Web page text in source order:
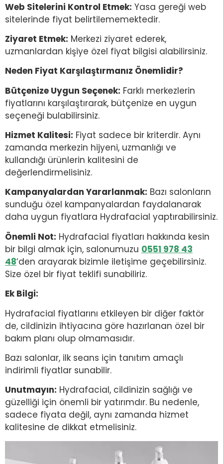
Web Sitelerini Kontrol Etmek: Yasa gereği web
sitelerinde fiyat belirtilememektedir.
Ziyaret Etmek: Merkezi ziyaret ederek,
uzmanlardan kişiye özel fiyat bilgisi alabilirsiniz.
Neden Fiyat Karşılaştırmanız Önemlidir?
Bütçenize Uygun Seçenek: Farklı merkezlerin
fiyatlarını karşılaştırarak, bütçenize en uygun
seçeneği bulabilirsiniz.
Hizmet Kalitesi: Fiyat sadece bir kriterdir. Aynı
zamanda merkezin hijyeni, uzmanlığı ve
kullandığı ürünlerin kalitesini de
değerlendirmelisiniz.
Kampanyalardan Yararlanmak: Bazı salonların
sunduğu özel kampanyalardan faydalanarak
daha uygun fiyatlara Hydrafacial yaptırabilirsiniz.
Önemli Not: Hydrafacial fiyatları hakkında kesin
bir bilgi almak için, salonumuzu 0551 978 43
48‘den arayarak bizimle iletişime geçebilirsiniz.
Size özel bir fiyat teklifi sunabiliriz.
Ek Bilgi:
Hydrafacial fiyatlarını etkileyen bir diğer faktör
de, cildinizin ihtiyacına göre hazırlanan özel bir
bakım planı olup olmamasıdır.
Bazı salonlar, ilk seans için tanıtım amaçlı
indirimli fiyatlar sunabilir.
Unutmayın: Hydrafacial, cildinizin sağlığı ve
güzelliği için önemli bir yatırımdır. Bu nedenle,
sadece fiyata değil, aynı zamanda hizmet
kalitesine de dikkat etmelisiniz.